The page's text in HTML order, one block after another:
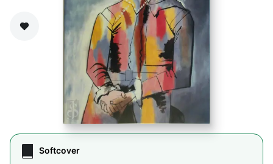
Zet op verlanglijst
Softcover